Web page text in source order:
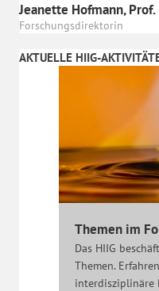
Jeanette Hofmann, Prof.
Forschungsdirektorin
AKTUELLE HIIG-
Themen im
Das HIIG
Themen.
interdisziplinäre